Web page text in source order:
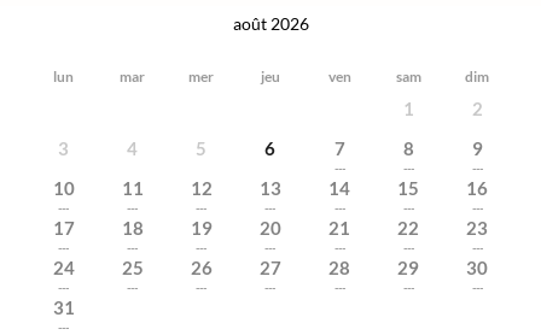
août 2026
lun mar mer jeu ven sam dim
1
2
3
4 5 6 7
---
8
---
9
---
10
---
11
---
12
---
13
---
14
---
15
---
16
---
17
---
18
---
19
---
20
---
21
---
22
---
23
---
24
---
25
---
26
---
27
---
28
---
29
---
30
---
31
---